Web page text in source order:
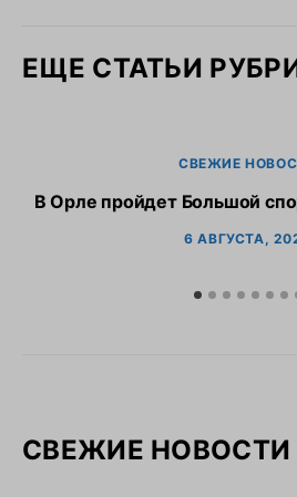
ЕЩЕ СТАТЬИ
СВЕЖИЕ
В Орле пройдет Большой
6 АВГУСТА,
СВЕЖИЕ НОВОСТИ